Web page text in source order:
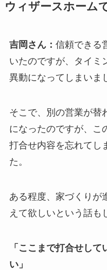
ウィザースホーム
吉岡さん： 信頼できる
いたのですが、タイミ
異動になってしまいま
そこで、別の営業が替
になったのですが、こ
打合せ内容を忘れてし
た。
ある程度、家づくりが
えて欲しいという話も
「ここまで打合せし
い」